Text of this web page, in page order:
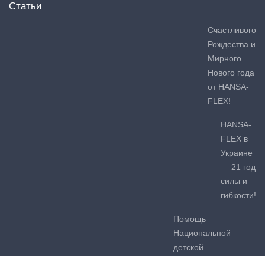
Статьи
Счастливого
Рождества и
Мирного
Нового года
от HANSA-
FLEX!
HANSA-
FLEX в
Украине
— 21 год
силы и
гибкости!
Помощь
Национальной
детской